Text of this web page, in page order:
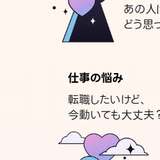
あの人
どう思
仕事の悩み
転職したいけど、
今動いても大丈夫